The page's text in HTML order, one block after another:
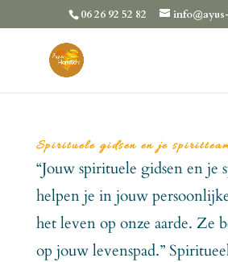
06 26 92 52 82
Spirituele gidsen en je
“Jouw spirituele gidsen en je
helpen je in jouw
het leven op onze aarde. Ze
op jouw levenspad.”